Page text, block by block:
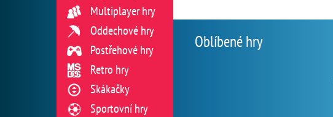
Oblíbené hry
Multiplayer hry
Oddechové hry
Postřehové hry
Retro hry
Skákačky
Sportovní hry